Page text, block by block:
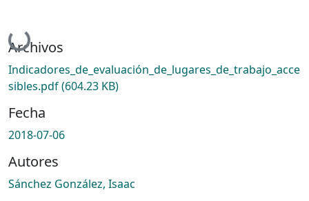
Cargando...
Archivos
Indicadores_de_evaluación_de_lugares_de_trabajo_acce
sibles.pdf(604.23 KB)
Fecha
2018-07-06
Autores
Sánchez González, Isaac